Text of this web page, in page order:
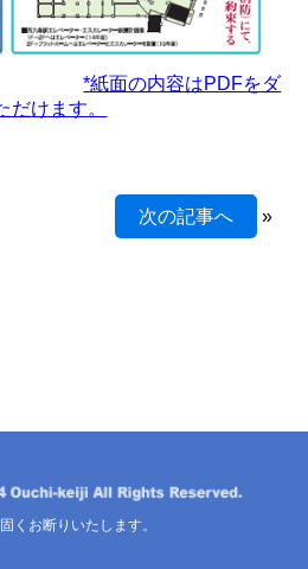
*紙面の内容はPDFをダ
だけます。
次の記事へ »
くお断りいたします。